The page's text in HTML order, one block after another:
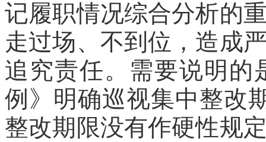
记履职情况综合分析的
走过场、不到位，造成
追究责任。需要说明的
例》明确巡视集中整改
整改期限没有作硬性规